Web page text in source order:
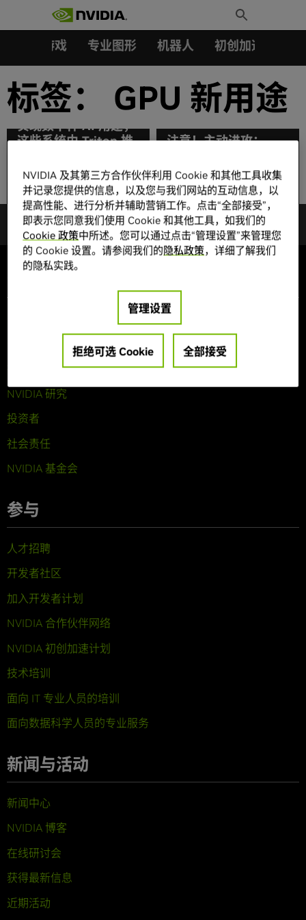
Toggle
Search
游戏 专业图形 机器人 初创加速会员成
标签： GPU 新用途
强化优势：美国邮政总
局在边缘网络上启用
AI 应用程序这项边缘
计算基础设施计划高调
起步，目前已在其基于
NVIDIA EGX 的系统上
实现数十种 AI 用途，
这些系统由 Triton 推
Inference Server) 管
理。
注意！主动进攻：
(Overwatch)”推出游
戏内 AI 警报
NVIDIA 研究
投资者
社会责任
NVIDIA 基金会
参与
人才招聘
开发者社区
加入开发者计划
NVIDIA 合作伙伴网络
NVIDIA 初创加速计划
技术培训
面向 IT 专业人员的培训
面向数据科学人员的专业服务
新闻与活动
新闻中心
NVIDIA 博客
在线研讨会
获得最新信息
近期活动
NVIDIA 及其第三方合作伙伴利用 Cookie 和其他工具收集
并记录您提供的信息，以及您与我们网站的互动信息，以
提高性能、进行分析并辅助营销工作。点击“全部接受”，
即表示您同意我们使用 Cookie 和其他工具，如我们的
Cookie 政策中所述。您可以通过点击“管理设置”来管理您
的 Cookie 设置。请参阅我们的隐私政策，详细了解我们
的隐私实践。
管理设置
拒绝可选 Cookie 全部接受